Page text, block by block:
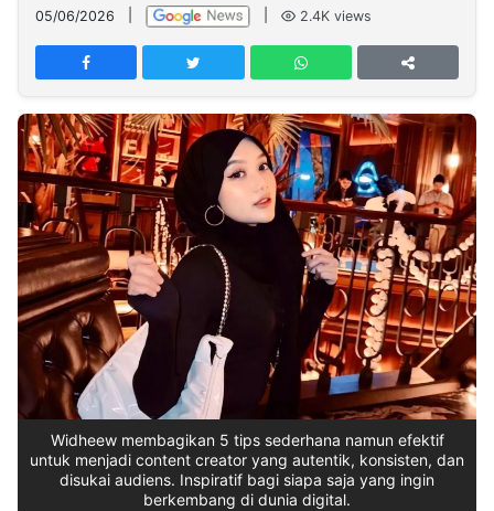
Network
PT
TREETAN
INDONESIA
Partner
Insight
NTB
Suara
Time
Lens
IDN
Daily
Jogja
Jalan
Rakyat
Idealita
News
Kita
Notice
Radar
Baru
Seedbacklink
Follow
Kabarbaru
05/06/2026 2.4K views
Widheew membagikan 5 tips sederhana namun efektif
untuk menjadi content creator yang autentik, konsisten, dan
disukai audiens. Inspiratif bagi siapa saja yang ingin
berkembang di dunia digital.